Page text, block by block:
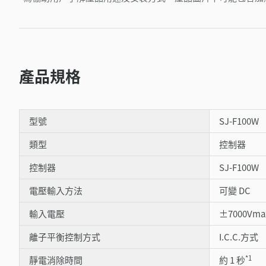
產品規格
型號
SJ-F100W
類型
控制器
控制器
SJ-F100W
電壓輸入方法
可變 DC
輸入電壓
離子平衡控制方式
I.C.C.方式
靜電消除時間
約 1 秒*1